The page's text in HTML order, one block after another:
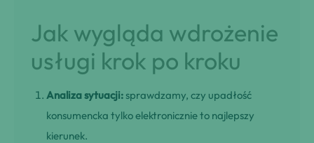
Jak wygląda wdrożenie
usługi krok po kroku
Analiza sytuacji: sprawdzamy, czy upadłość
konsumencka tylko elektronicznie to najlepszy
kierunek.